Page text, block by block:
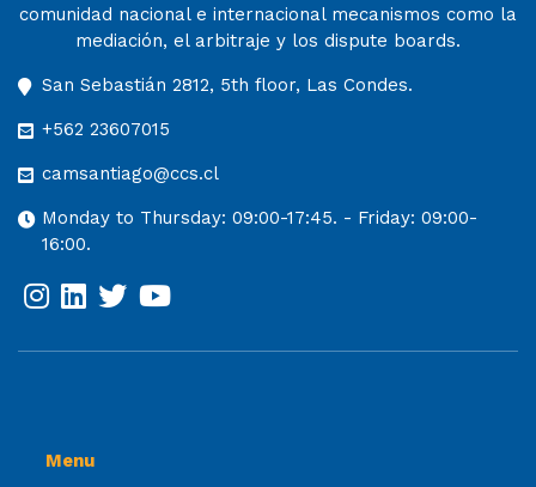
comunidad nacional e internacional mecanismos como la
mediación, el arbitraje y los dispute boards.
San Sebastián 2812, 5th floor, Las Condes.
+562 23607015
camsantiago@ccs.cl
Monday to Thursday: 09:00-17:45. - Friday: 09:00-
16:00.
Menu